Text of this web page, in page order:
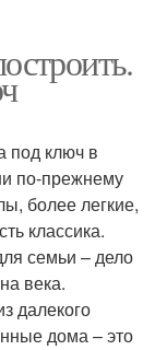
под ключ в
по-прежнему
более легкие,
классика.
семьи – дело
века.
далекого
дома – это